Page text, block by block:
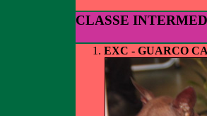
CLASSE
EXC - GUARCO